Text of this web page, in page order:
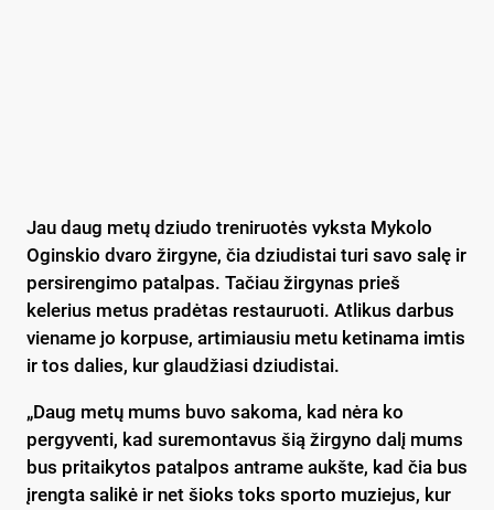
Jau daug metų dziudo treniruotės vyksta Mykolo
Oginskio dvaro žirgyne, čia dziudistai turi savo salę ir
persirengimo patalpas. Tačiau žirgynas prieš
kelerius metus pradėtas restauruoti. Atlikus darbus
viename jo korpuse, artimiausiu metu ketinama imtis
ir tos dalies, kur glaudžiasi dziudistai.
„Daug metų mums buvo sakoma, kad nėra ko
pergyventi, kad suremontavus šią žirgyno dalį mums
bus pritaikytos patalpos antrame aukšte, kad čia bus
įrengta salikė ir net šioks toks sporto muziejus, kur